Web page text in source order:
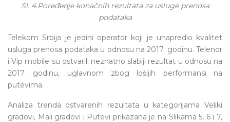
Sl. 4.Poređenje konačnih rezultata za usluge prenosa
podataka
Telekom Srbija je jedini operator koji je unapredio kvalitet
usluga prenosa podataka u odnosu na 2017. godinu. Telenor
i Vip mobile su ostvarili neznatno slabiji rezultat u odnosu na
2017. godinu, uglavnom zbog lošijih performansi na
putevima.
Analiza trenda ostvarenih rezultata u kategorijama Veliki
gradovi, Mali gradovi i Putevi prikazana je na Slikama 5, 6 i 7,